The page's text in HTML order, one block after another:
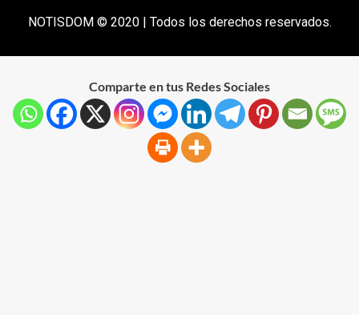
NOTISDOM © 2020 | Todos los derechos reservados.
Comparte en tus Redes Sociales